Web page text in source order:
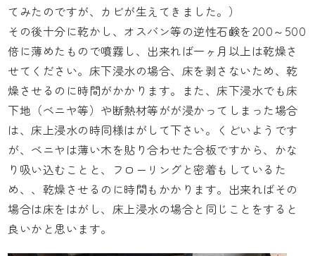
てみたのですが、カビが生えてきました。）
その後十分に乾かし、オスバン等の逆性石鹸を200～500
倍に薄めたもので噴霧し、出来れば一ヶ月以上は乾燥さ
せてください。床下浸水の場合、床を剥さないため、乾
燥させるのに時間がかかります。また、床下浸水でも床
下地（ベニヤ等）や断熱材等がが浸かってしまった場合
は、床上浸水の時同様はがして下さい。くどいようです
が、ベニヤは薄い木を貼り合わせた合板ですから、かな
り吸い込むことと、フローリングと密着もしているた
め、、乾燥させるのに時間もかかります。出来ればその
場合は床をはがし、床上浸水の場合と同じことをすると
良いかと思います。